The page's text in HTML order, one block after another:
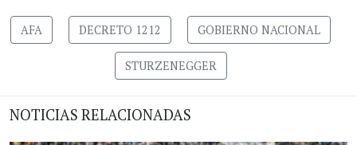
AFA DECRETO 1212 GOBIERNO NACIONAL
STURZENEGGER
NOTICIAS RELACIONADAS